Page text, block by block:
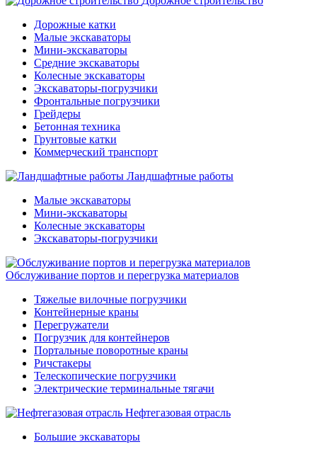
Дорожные катки
Малые экскаваторы
Мини-экскаваторы
Средние экскаваторы
Колесные экскаваторы
Экскаваторы-погрузчики
Фронтальные погрузчики
Грейдеры
Бетонная техника
Грунтовые катки
Коммерческий транспорт
Ландшафтные работы
Малые экскаваторы
Мини-экскаваторы
Колесные экскаваторы
Экскаваторы-погрузчики
Обслуживание портов и перегрузка материалов
Тяжелые вилочные погрузчики
Контейнерные краны
Перегружатели
Погрузчик для контейнеров
Портальные поворотные краны
Ричстакеры
Телескопические погрузчики
Электрические терминальные тягачи
Нефтегазовая отрасль
Большие экскаваторы